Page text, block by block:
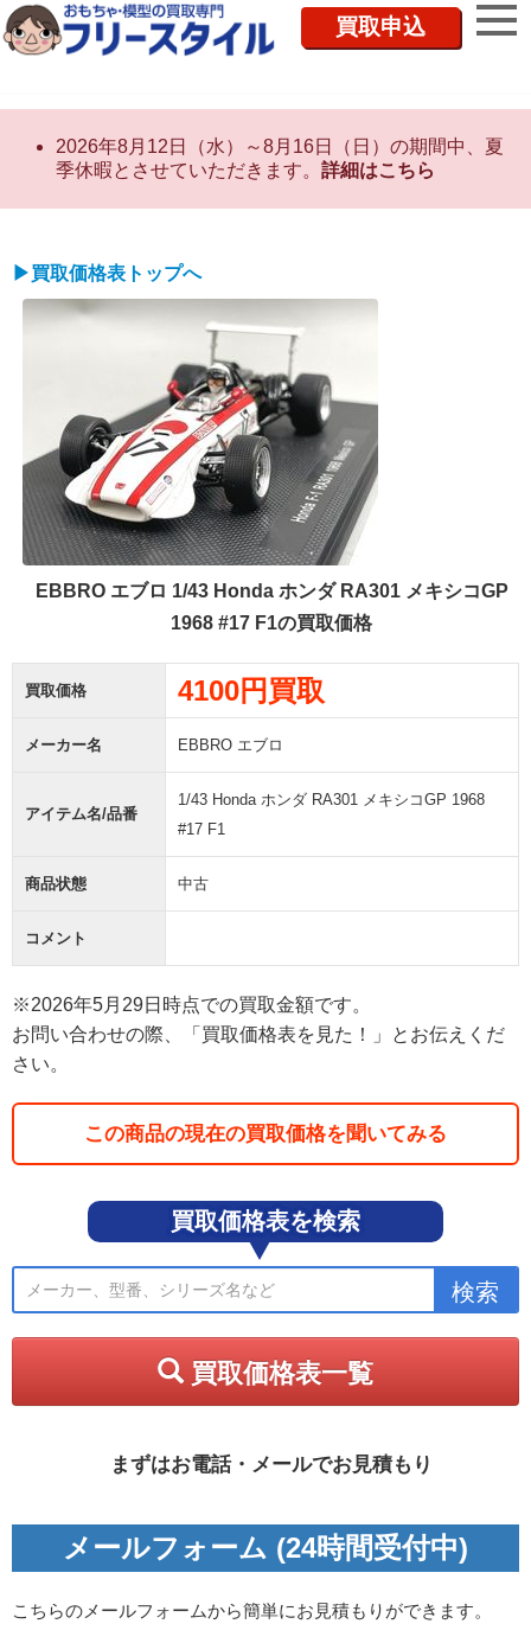
買取申込
2026年8月12日（水）～8月16日（日）の期間中、夏
季休暇とさせていただきます。 詳細はこちら
▶買取価格表トップへ
EBBRO エブロ 1/43 Honda ホンダ RA301 メキシコGP
1968 #17 F1の買取価格
買取価格 4100円買取
メーカー名 EBBRO エブロ
アイテム名/品番
1/43 Honda ホンダ RA301 メキシコGP 1968
#17 F1
商品状態 中古
コメント
※2026年5月29日時点での買取金額です。
お問い合わせの際、「買取価格表を見た！」とお伝えくだ
さい。
この商品の現在の買取価格を聞いてみる
買取価格表を検索
買取価格表一覧
まずはお電話・メールでお見積もり
メールフォーム (24時間受付中)
こちらのメールフォームから簡単にお見積もりができます。